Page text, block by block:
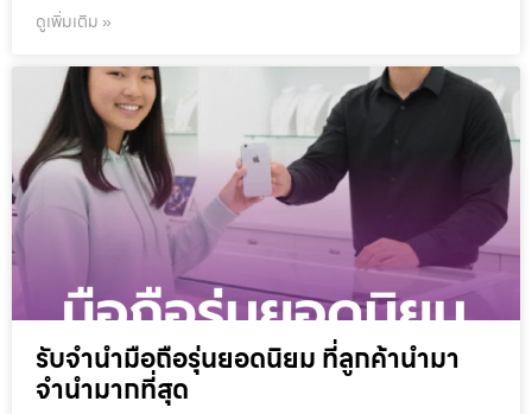
ดูเพิ่มเติม »
รับจำนำมือถือรุ่นยอดนิยม ที่ลูกค้านำมา
จำนำมากที่สุด